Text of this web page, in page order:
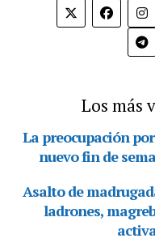
Los más